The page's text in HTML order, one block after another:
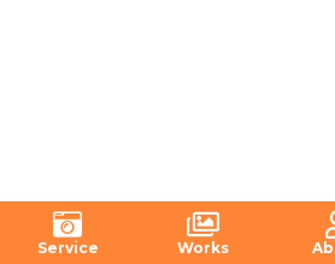
Service Works